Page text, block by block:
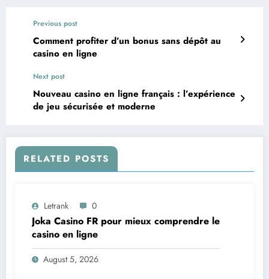
Previous post
Comment profiter d’un bonus sans dépôt au
casino en ligne
Next post
Nouveau casino en ligne français : l’expérience
de jeu sécurisée et moderne
RELATED POSTS
Letrank 0
Joka Casino FR pour mieux comprendre le
casino en ligne
August 5, 2026